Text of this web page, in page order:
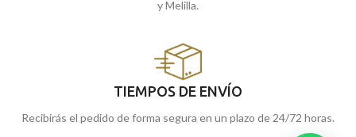
y Melilla.
TIEMPOS DE ENVÍO
Recibirás el pedido de forma segura en un plazo de 24/72 horas.